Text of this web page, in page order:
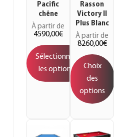
Pacific
chêne
À partir de
4590,00€
Sélectionner
les options
Rasson
Victory II
Plus Blanc
À partir de
8260,00€
Choix
des
options